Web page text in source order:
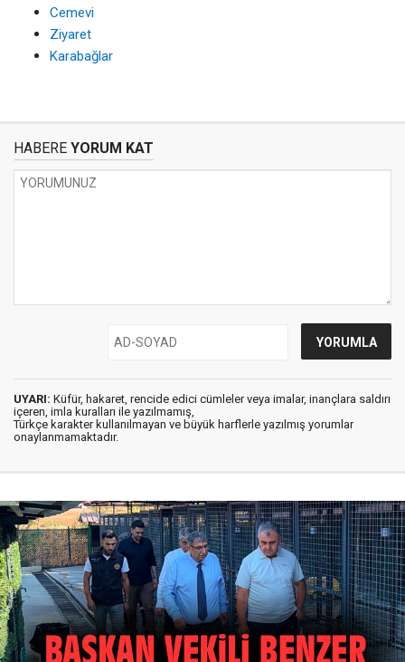
Cemevi
Ziyaret
Karabağlar
HABERE YORUM KAT
UYARI: Küfür, hakaret, rencide edici cümleler veya imalar, inançlara saldırı
içeren, imla kuralları ile yazılmamış,
Türkçe karakter kullanılmayan ve büyük harflerle yazılmış yorumlar
onaylanmamaktadır.